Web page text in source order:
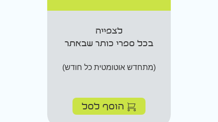
לצפייה
בכל ספרי כותר שבאתר
(מתחדש אוטומטית כל חודש)
הוסף לסל